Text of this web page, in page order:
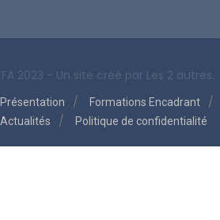
2023 - Un site créé par Les 2 autres.
Présentation
Formations Encadrant
Actualités
Politique de confidentialité